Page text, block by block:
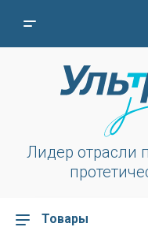
Лидер отрасли
Товары